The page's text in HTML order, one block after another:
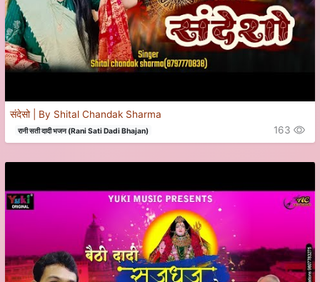
संदेसो | By Shital Chandak Sharma
रानी सती दादी भजन (Rani Sati Dadi Bhajan) 163